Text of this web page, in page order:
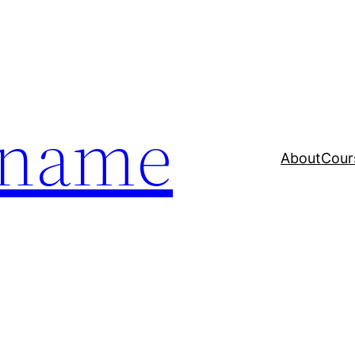
About